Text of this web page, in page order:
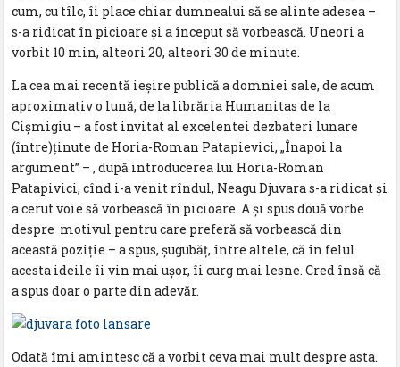
cum, cu tîlc, îi place chiar dumnealui să se alinte adesea –
s-a ridicat în picioare şi a început să vorbească. Uneori a
vorbit 10 min, alteori 20, alteori 30 de minute.
La cea mai recentă ieşire publică a domniei sale, de acum
aproximativ o lună, de la librăria Humanitas de la
Cişmigiu – a fost invitat al excelentei dezbateri lunare
(între)ţinute de Horia-Roman Patapievici, „Înapoi la
argument” – , după introducerea lui Horia-Roman
Patapivici, cînd i-a venit rîndul, Neagu Djuvara s-a ridicat şi
a cerut voie să vorbească în picioare. A şi spus două vorbe
despre motivul pentru care preferă să vorbească din
această poziţie – a spus, şugubăţ, între altele, că în felul
acesta ideile îi vin mai uşor, îi curg mai lesne. Cred însă că
a spus doar o parte din adevăr.
Odată îmi amintesc că a vorbit ceva mai mult despre asta.